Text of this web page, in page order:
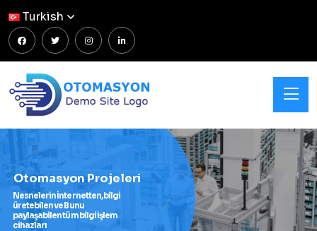
Turkish
Otomasyon Projeleri
Nesnelerin İnternetten, bilgi
üretebilen ve Bunu
paylaşabilen tüm bilgi işlem
cihazları